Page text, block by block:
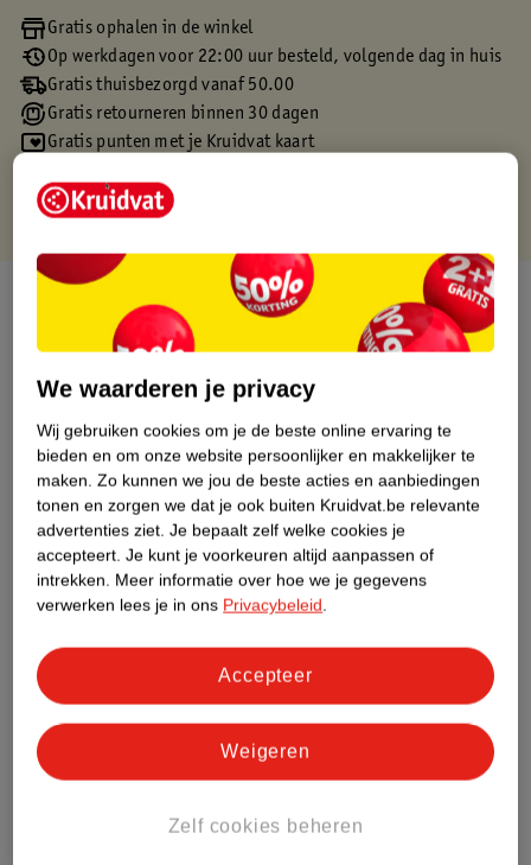
Gratis ophalen in de winkel
Op werkdagen voor 22:00 uur besteld, volgende dag in huis
Gratis thuisbezorgd vanaf 50.00
Gratis retourneren binnen 30 dagen
Gratis punten met je Kruidvat kaart
Over dit product
Productinformatie
Etiketinformatie
Nature Impact Score
Dit product heeft (nog) geen Nature
Impact Score.
Meer informatie
Bestel & Bezorginformatie
Bekijk ook
Alle Tandenragers
We waarderen je privacy
Wij gebruiken cookies om je de beste online ervaring te
bieden en om onze website persoonlijker en makkelijker te
maken. Zo kunnen we jou de beste acties en aanbiedingen
tonen en zorgen we dat je ook buiten Kruidvat.be relevante
advertenties ziet. Je bepaalt zelf welke cookies je
accepteert. Je kunt je voorkeuren altijd aanpassen of
intrekken. Meer informatie over hoe we je gegevens
verwerken lees je in ons Privacybeleid.
Zelf cookies beheren
Weigeren
Accepteer